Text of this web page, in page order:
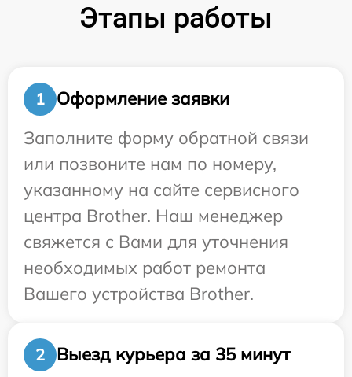
Этапы работы
1
Оформление заявки
Заполните форму обратной связи
или позвоните нам по номеру,
указанному на сайте сервисного
центра Brother. Наш менеджер
свяжется с Вами для уточнения
необходимых работ ремонта
Вашего устройства Brother.
2
Выезд курьера за 35 минут